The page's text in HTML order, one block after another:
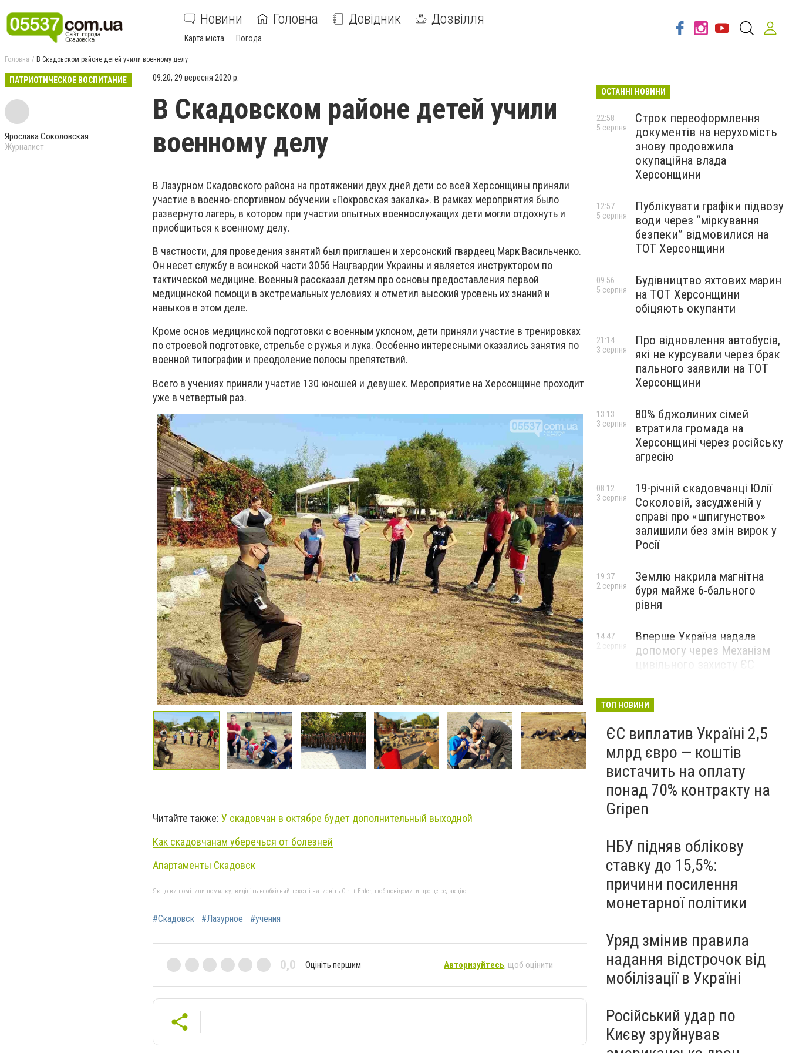
Новини Головна Довідник Дозвілля
Карта міста Погода
Головна В Скадовском районе детей учили военному делу
ПАТРИОТИЧЕСКОЕ ВОСПИТАНИЕ
Ярослава Соколовская
Журналист
09:20, 29 вересня 2020 р.
В Скадовском районе детей учили
военному делу
В Лазурном Скадовского района на протяжении двух дней дети со всей Херсонщины приняли
участие в военно-спортивном обучении «Покровская закалка». В рамках мероприятия было
развернуто лагерь, в котором при участии опытных военнослужащих дети могли отдохнуть и
приобщиться к военному делу.
В частности, для проведения занятий был приглашен и херсонский гвардеец Марк Васильченко.
Он несет службу в воинской части 3056 Нацгвардии Украины и является инструктором по
тактической медицине. Военный рассказал детям про основы предоставления первой
медицинской помощи в экстремальных условиях и отметил высокий уровень их знаний и
навыков в этом деле.
Кроме основ медицинской подготовки с военным уклоном, дети приняли участие в тренировках
по строевой подготовке, стрельбе с ружья и лука. Особенно интересными оказались занятия по
военной типографии и преодоление полосы препятствий.
Всего в учениях приняли участие 130 юношей и девушек. Мероприятие на Херсонщине проходит
уже в четвертый раз.
Читайте также: У скадовчан в октябре будет дополнительный выходной
Как скадовчанам уберечься от болезней
Апартаменты Скадовск
Якщо ви помітили помилку, виділіть необхідний текст і натисніть Ctrl + Enter, щоб повідомити про це редакцію
#Скадовск #Лазурное #учения
0,0 Оцініть першим Авторизуйтесь, щоб оцінити
ОСТАННІ НОВИНИ
Строк переоформлення
документів на нерухомість
знову продовжила
окупаційна влада
Херсонщини
22:58
5 серпня
Публікувати графіки підвозу
води через “міркування
безпеки” відмовилися на
ТОТ Херсонщини
12:57
5 серпня
Будівництво яхтових марин
на ТОТ Херсонщини
обіцяють окупанти
09:56
5 серпня
Про відновлення автобусів,
які не курсували через брак
пального заявили на ТОТ
Херсонщини
21:14
3 серпня
80% бджолиних сімей
втратила громада на
Херсонщині через російську
агресію
13:13
3 серпня
19-річній скадовчанці Юлії
Соколовій, засудженій у
справі про «шпигунство»
залишили без змін вирок у
Росії
08:12
3 серпня
Землю накрила магнітна
буря майже 6-бального
рівня
19:37
2 серпня
Вперше Україна надала
допомогу через Механізм
цивільного захисту ЄС
14:47
2 серпня
ТОП НОВИНИ
ЄС виплатив Україні 2,5
млрд євро — коштів
вистачить на оплату
понад 70% контракту на
Gripen
НБУ підняв облікову
ставку до 15,5%:
причини посилення
монетарної політики
Уряд змінив правила
надання відстрочок від
мобілізації в Україні
Російський удар по
Києву зруйнував